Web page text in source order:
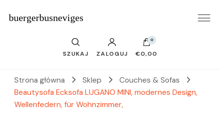
buergerbusneviges
SZUKAJ ZALOGUJ
0
€0,00
Strona główna Sklep
Couches & Sofas
Beautysofa Ecksofa LUGANO MINI, modernes Design,
Wellenfedern, für Wohnzimmer,